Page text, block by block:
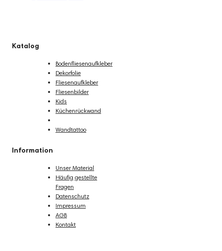
Katalog
Bodenfliesenaufkleber
Dekorfolie
Fliesenaufkleber
Fliesenbilder
Kids
Küchenrückwand
Wandtattoo
Information
Unser Material
Häufig gestellte
Fragen
Datenschutz
Impressum
AGB
Kontakt